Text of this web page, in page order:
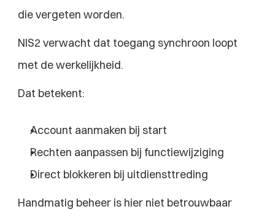
die vergeten worden.
NIS2 verwacht dat toegang synchroon loopt
met de werkelijkheid.
Dat betekent:
Account aanmaken bij start
Rechten aanpassen bij functiewijziging
Direct blokkeren bij uitdiensttreding
Handmatig beheer is hier niet betrouwbaar